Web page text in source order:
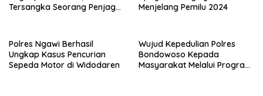
Tersangka Seorang Penjaga
Menjelang Pemilu 2024
Polres Ngawi Berhasil
Ungkap Kasus Pencurian
Sepeda Motor di Widodaren
Wujud Kepedulian Polres
Bondowoso Kepada
Masyarakat Melalui Program